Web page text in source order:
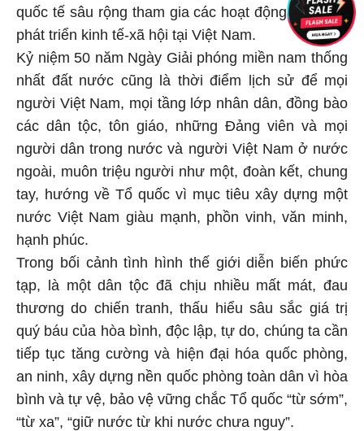
quốc tế sâu rộng tham gia các hoạt động thúc đẩy
phát triển kinh tế-xã hội tại Việt Nam.
Kỷ niệm 50 năm Ngày Giải phóng miền nam thống
nhất đất nước cũng là thời điểm lịch sử để mọi
người Việt Nam, mọi tầng lớp nhân dân, đồng bào
các dân tộc, tôn giáo, những Đảng viên và mọi
người dân trong nước và người Việt Nam ở nước
ngoài, muôn triệu người như một, đoàn kết, chung
tay, hướng về Tổ quốc vì mục tiêu xây dựng một
nước Việt Nam giàu mạnh, phồn vinh, văn minh,
hạnh phúc.
Trong bối cảnh tình hình thế giới diễn biến phức
tạp, là một dân tộc đã chịu nhiều mất mát, đau
thương do chiến tranh, thấu hiểu sâu sắc giá trị
quý báu của hòa bình, độc lập, tự do, chúng ta cần
tiếp tục tăng cường và hiện đại hóa quốc phòng,
an ninh, xây dựng nền quốc phòng toàn dân vì hòa
bình và tự vệ, bảo vệ vững chắc Tổ quốc “từ sớm”,
“từ xa”, “giữ nước từ khi nước chưa nguy”.